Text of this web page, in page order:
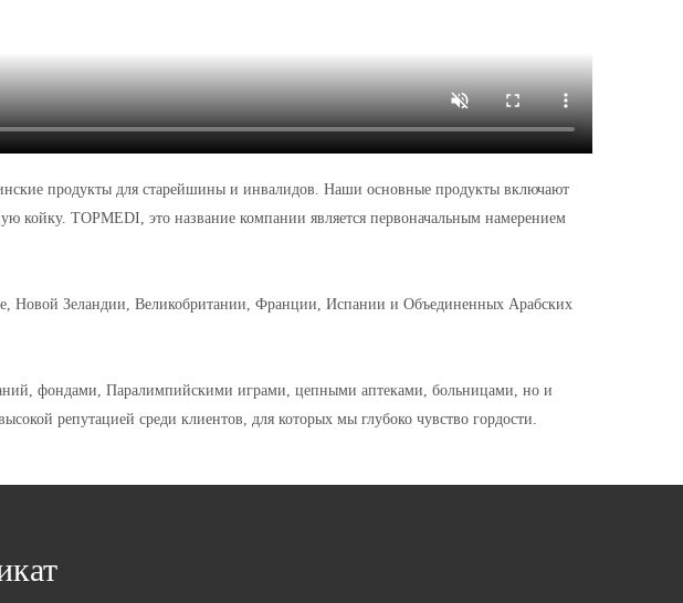
продукты для старейшины и инвалидов. Наши основные продукты включают
койку. TOPMEDI, это название компании является первоначальным намерением
Новой Зеландии, Великобритании, Франции, Испании и Объединенных Арабских
фондами, Паралимпийскими играми, цепными аптеками, больницами, но и
репутацией среди клиентов, для которых мы глубоко чувство гордости.